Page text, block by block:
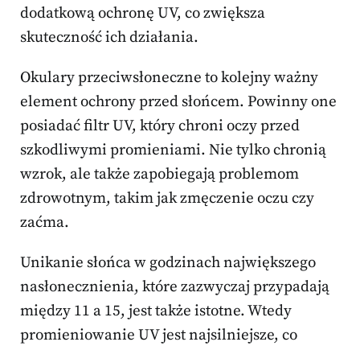
dodatkową ochronę UV, co zwiększa
skuteczność ich działania.
Okulary przeciwsłoneczne to kolejny ważny
element ochrony przed słońcem. Powinny one
posiadać filtr UV, który chroni oczy przed
szkodliwymi promieniami. Nie tylko chronią
wzrok, ale także zapobiegają problemom
zdrowotnym, takim jak zmęczenie oczu czy
zaćma.
Unikanie słońca w godzinach największego
nasłonecznienia, które zazwyczaj przypadają
między 11 a 15, jest także istotne. Wtedy
promieniowanie UV jest najsilniejsze, co